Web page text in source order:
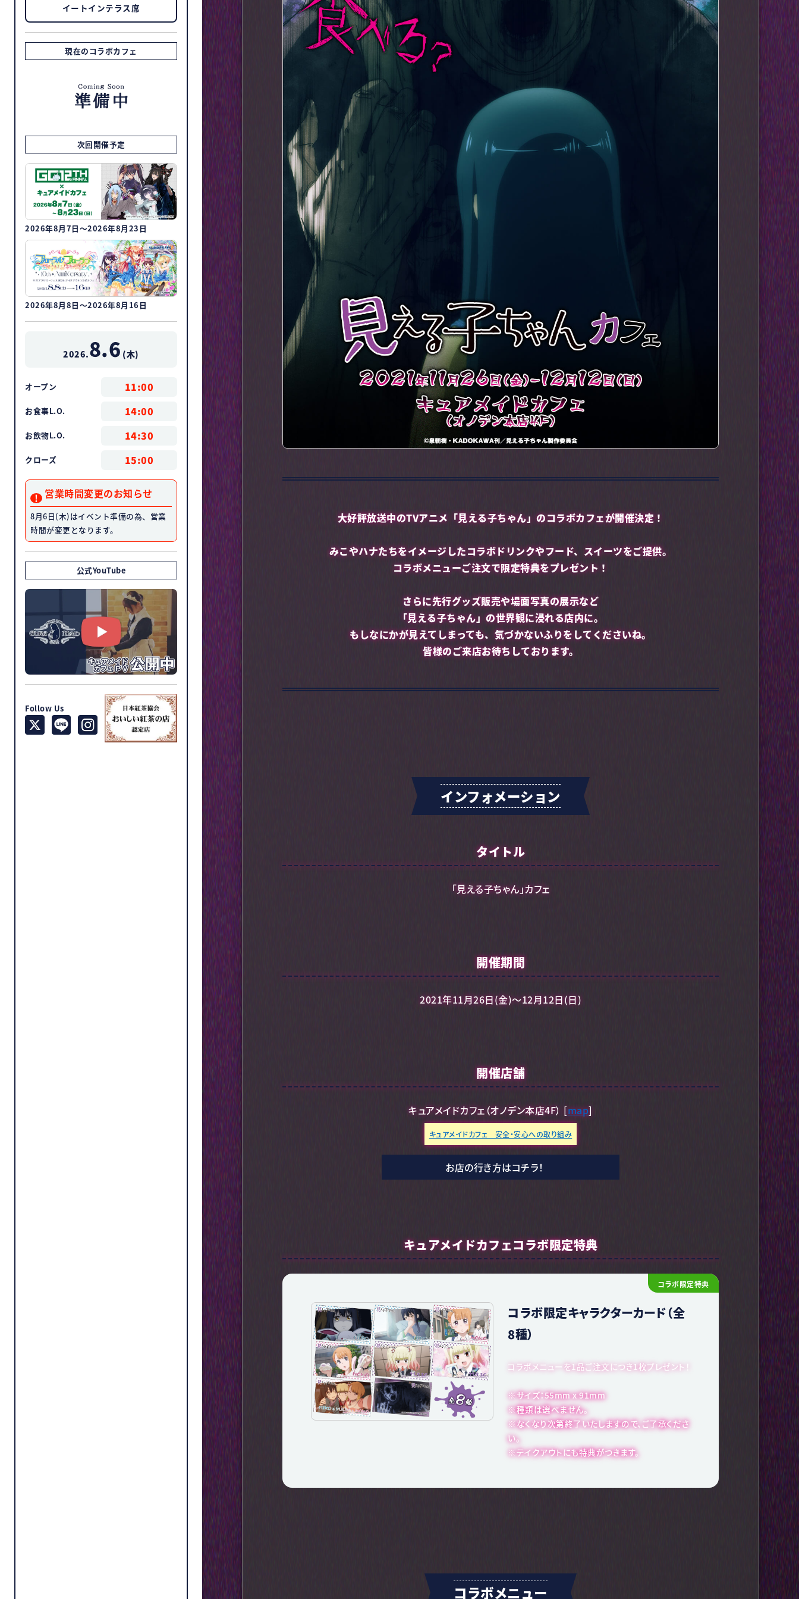
イートインテラス席
現在のコラボカフェ
次回開催予定
2026年8月7日～2026年8月23日
2026年8月8日～2026年8月16日
2026.8.6 (木)
オープン 11:00
お食事L.O. 14:00
お飲物L.O. 14:30
クローズ 15:00
営業時間変更のお知らせ
8月6日(木)はイベント準備の為、営業
時間が変更となります。
公式YouTube
Follow Us
大好評放送中のTVアニメ「見える子ちゃん」のコラボカフェが開催決定！
みこやハナたちをイメージしたコラボドリンクやフード、スイーツをご提供。
コラボメニューご注文で限定特典をプレゼント！
さらに先行グッズ販売や場面写真の展示など
「見える子ちゃん」の世界観に浸れる店内に。
もしなにかが見えてしまっても、気づかないふりをしてくださいね。
皆様のご来店お待ちしております。
インフォメーション
タイトル
「見える子ちゃん」カフェ
開催期間
2021年11月26日(金)～12月12日(日)
開催店舗
キュアメイドカフェ（オノデン本店4F） [map]
キュアメイドカフェ 安全・安心への取り組み
お店の行き方はコチラ！
キュアメイドカフェコラボ限定特典
コラボ限定特典
コラボ限定キャラクターカード（全
8種）
コラボメニューを1品ご注文につき1枚プレゼント！
※サイズ：55mm x 91mm
※種類は選べません。
※なくなり次第終了いたしますので、ご了承くださ
い。
※テイクアウトにも特典がつきます。
コラボメニュー